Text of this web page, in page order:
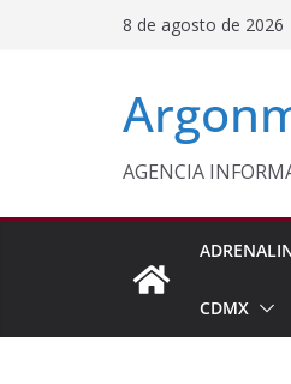
8 de agosto de 2026
AGENCIA
CDMX